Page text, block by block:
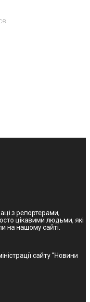
з репортерами,
цікавими людьми, які
на нашому сайті.
сайту "Новини